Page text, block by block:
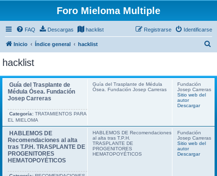
Foro Mieloma Multiple
FAQ Descargas hacklist Identificarse
Registrarse
Inicio Índice general hacklist
c
hacklist
Guía del Trasplante de
Médula Ósea. Fundación
Josep Carreras
Categoría: TRATAMIENTOS PARA
EL MIELOMA
Guía del Trasplante de Médula
Ósea. Fundación Josep Carreras
Fundación
Josep Carreras
Sitio web del
autor
Descargar
HABLEMOS DE
Recomendaciones al alta
tras T.P.H. TRASPLANTE DE
PROGENITORES
HEMATOPOYÉTICOS
HABLEMOS DE Recomendaciones
al alta tras T.P.H.
TRASPLANTE DE
PROGENITORES
HEMATOPOYÉTICOS
Fundación
Josep Carreras
Sitio web del
autor
Descargar